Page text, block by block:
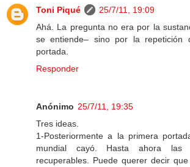
Toni Piqué
25/7/11, 19:09
Ahá. La pregunta no era por la
se entiende– sino por la repetición
portada.
Responder
Anónimo 25/7/11, 19:35
Tres ideas.
1-Posteriormente a la primera
mundial cayó. Hasta ahora las
recuperables. Puede querer decir